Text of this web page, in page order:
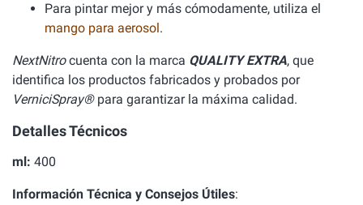
Para pintar mejor y más cómodamente, utiliza el
mango para aerosol.
NextNitrocuenta con la marca QUALITY EXTRA, que
identifica los productos fabricados y probados por
VerniciSpray®para garantizar la máxima calidad.
Detalles Técnicos
ml: 400
Información Técnica y Consejos Útiles: